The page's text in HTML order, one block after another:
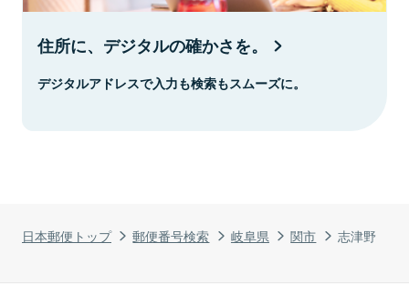
日本郵便トップ 郵便番号検索 岐阜県 関市 志津野
住所に、デジタルの確かさを。
デジタルアドレスで入力も検索もスムーズに。